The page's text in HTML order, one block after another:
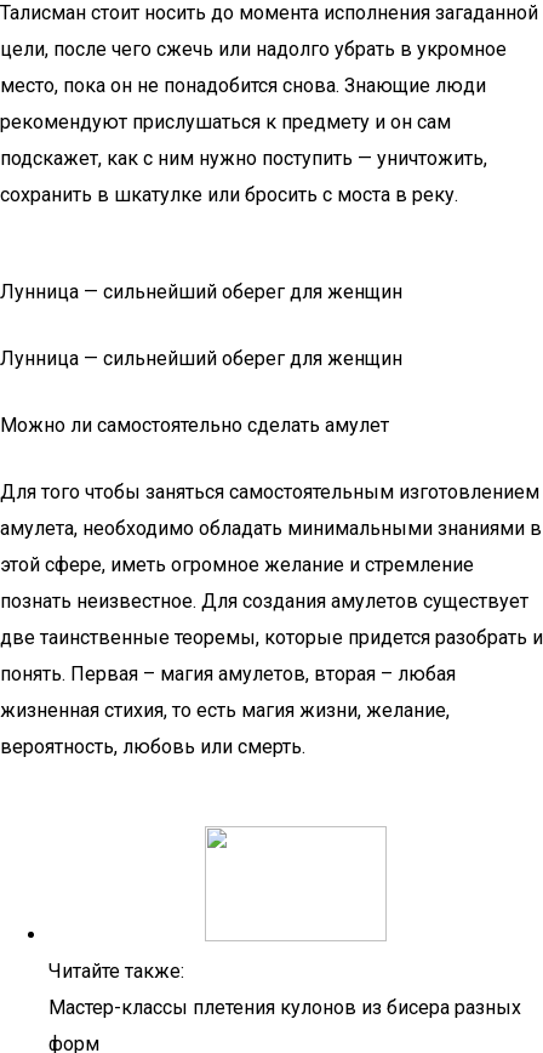
Талисман стоит носить до момента исполнения загаданной
цели, после чего сжечь или надолго убрать в укромное
место, пока он не понадобится снова. Знающие люди
рекомендуют прислушаться к предмету и он сам
подскажет, как с ним нужно поступить — уничтожить,
сохранить в шкатулке или бросить с моста в реку.
Лунница — сильнейший оберег для женщин
Лунница — сильнейший оберег для женщин
Можно ли самостоятельно сделать амулет
Для того чтобы заняться самостоятельным изготовлением
амулета, необходимо обладать минимальными знаниями в
этой сфере, иметь огромное желание и стремление
познать неизвестное. Для создания амулетов существует
две таинственные теоремы, которые придется разобрать и
понять. Первая – магия амулетов, вторая – любая
жизненная стихия, то есть магия жизни, желание,
вероятность, любовь или смерть.
Читайте также:
Мастер-классы плетения кулонов из бисера разных
форм